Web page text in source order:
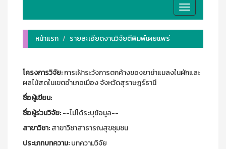
Toggle
navigation
หน้าแรก
รายละเอียดงานวิจัยตีพิมพ์เผยแพร่
โครงการวิจัย:การเฝ้าระวังการตกค้างของยาฆ่าแมลงในผักและ
ผลไม้สดในเขตอำเภอเมือง จังหวัดสุราษฎร์ธานี
ชื่อผู้เขียน:
ชื่อผู้ร่วมวิจัย:--ไม่ได้ระบุข้อมูล--
สาขาวิชา:สาขาวิชาสาธารณสุขชุมชน
ประเภทบทความ:บทความวิจัย